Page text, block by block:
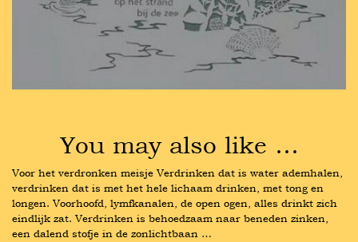
You may also like …
Voor het verdronken meisje Verdrinken dat is water ademhalen,
verdrinken dat is met het hele lichaam drinken, met tong en
longen. Voorhoofd, lymfkanalen, de open ogen, alles drinkt zich
eindlijk zat. Verdrinken is behoedzaam naar beneden zinken,
een dalend stofje in de zonlichtbaan …